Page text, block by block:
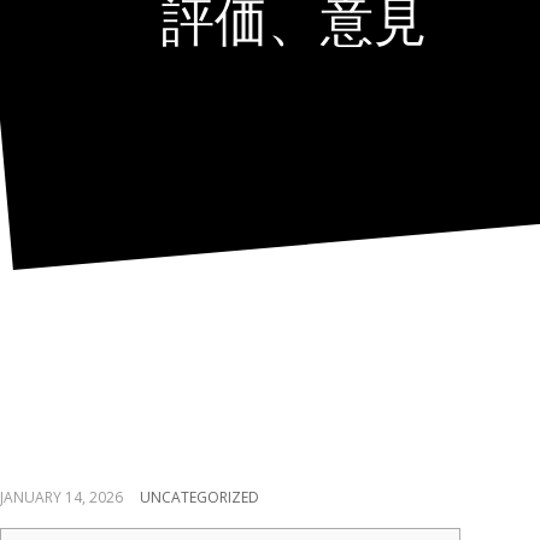
評価、意見
JANUARY 14, 2026 UNCATEGORIZED